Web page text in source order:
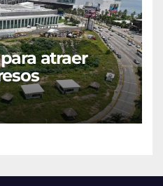
atraer